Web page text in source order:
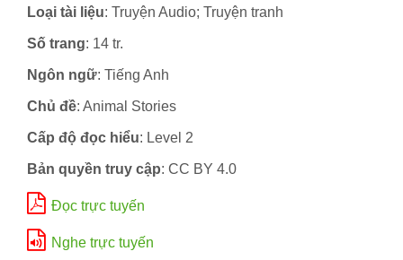
Loại tài liệu: Truyện Audio; Truyện tranh
Số trang: 14 tr.
Ngôn ngữ: Tiếng Anh
Chủ đề: Animal Stories
Cấp độ đọc hiểu: Level 2
Bản quyền truy cập: CC BY 4.0
Đọc trực tuyến
Nghe trực tuyến